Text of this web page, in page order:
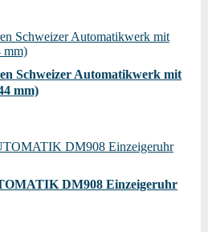
Schweizer Automatikwerk mit
mm)
DM908 Einzeigeruhr